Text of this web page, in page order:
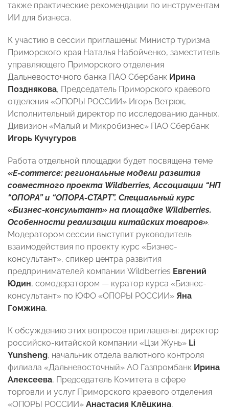
также практические рекомендации по инструментам
ИИ для бизнеса.
К участию в сессии приглашены: Министр туризма
Приморского края Наталья Набойченко, заместитель
управляющего Приморского отделения
Дальневосточного банка ПАО Сбербанк Ирина
Позднякова, Председатель Приморского краевого
отделения «ОПОРЫ РОССИИ» Игорь Ветрюк,
Исполнительный директор по исследованию данных,
Дивизион «Малый и Микробизнес» ПАО Сбербанк
Игорь Кучугуров.
Работа отдельной площадки будет посвящена теме
«E-commerce: региональные модели развития
совместного проекта Wildberries, Ассоциации “НП
“ОПОРА” и “ОПОРА-СТАРТ”. Специальный курс
«Бизнес-консультант» на площадке Wildberries.
Особенности реализации китайских товаров».
Модератором сессии выступит руководитель
взаимодействия по проекту курс «Бизнес-
консультант», спикер центра развития
предпринимателей компании Wildberries Евгений
Юдин, сомодератором — куратор курса «Бизнес-
консультант» по ЮФО «ОПОРЫ РОССИИ» Яна
Гомжина.
К обсуждению этих вопросов приглашены: директор
российско-китайской компании «Цзи Жунь» Li
Yunsheng, начальник отдела валютного контроля
филиала «Дальневосточный» АО Газпромбанк Ирина
Алексеева, Председатель Комитета в сфере
торговли и услуг Приморского краевого отделения
«ОПОРЫ РОССИИ» Анастасия Клёцкина,